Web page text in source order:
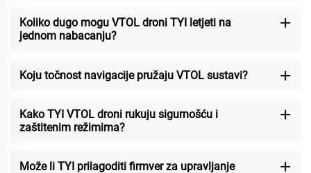
Koliko dugo mogu VTOL droni TYI letjeti na
jednom nabacanju?
Koju točnost navigacije pružaju VTOL sustavi?
Kako TYI VTOL droni rukuju sigurnošću i
zaštitenim režimima?
Može li TYI prilagoditi firmver za upravljanje